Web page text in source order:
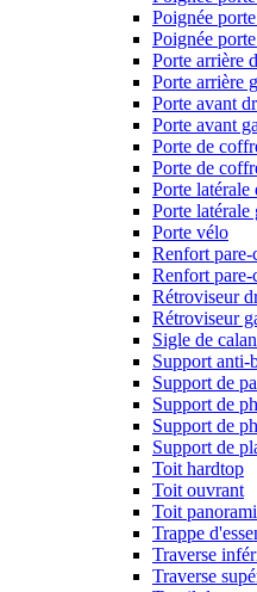
Poignée
Poignée
Porte arrière
Porte arrière
Porte avant
Porte avant
Porte de
Porte de
Porte latérale
Porte latérale
Porte vélo
Renfort pare-
Renfort pare-
Rétroviseur
Rétroviseur
Sigle de
Support anti-
Support de
Support de
Support de
Support de
Toit hardtop
Toit ouvrant
Toit
Trappe
Traverse
Traverse